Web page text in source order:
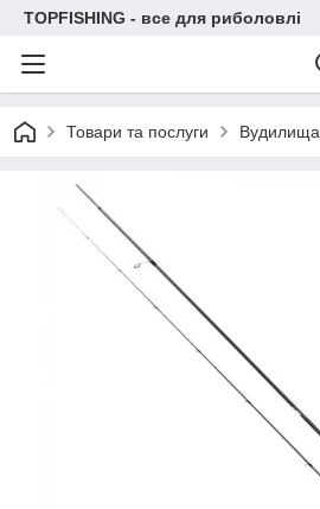
TOPFISHING - все для риболовлі
Товари та послуги Вудилища